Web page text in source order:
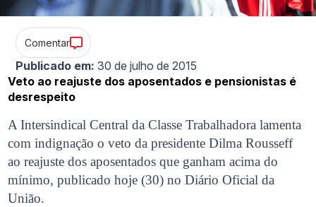
Comentar
Publicado em: 30 de julho de 2015
Veto ao reajuste dos aposentados e pensionistas é
desrespeito
A Intersindical Central da Classe Trabalhadora lamenta
com indignação o veto da presidente Dilma Rousseff
ao reajuste dos aposentados que ganham acima do
mínimo, publicado hoje (30) no Diário Oficial da
União.